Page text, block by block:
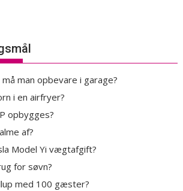
man opbevare i garage?
i en airfryer?
opbygges?
af?
Model Yi vægtafgift?
for søvn?
med 100 gæster?